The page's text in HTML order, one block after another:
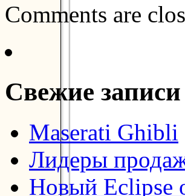
Comments are
Свежие записи
Maserati Ghibli
Лидеры
Новый Eclipse